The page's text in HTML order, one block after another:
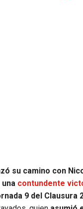
su camino con
contundente
9 del Clausura